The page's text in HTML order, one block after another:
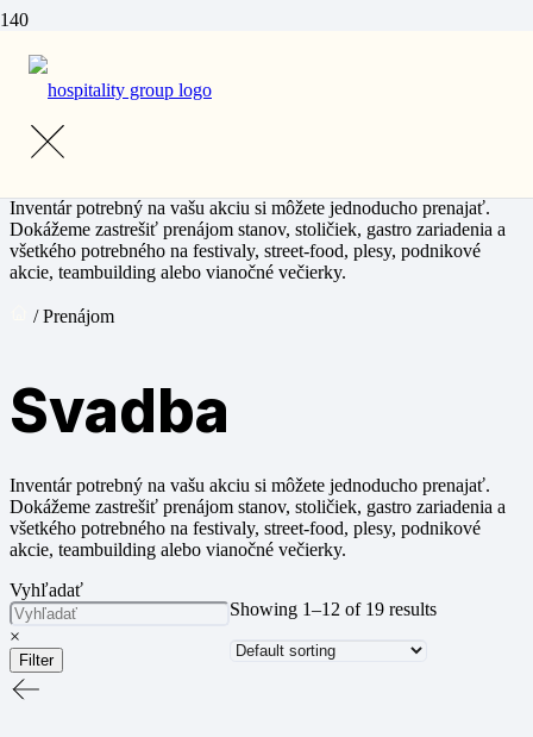
Prenájom
Inventár potrebný na vašu akciu si môžete jednoducho prenajať.
Dokážeme zastrešiť prenájom stanov, stoličiek, gastro zariadenia a
všetkého potrebného na festivaly, street-food, plesy, podnikové
akcie, teambuilding alebo vianočné večierky.
/ Prenájom
Svadba
Inventár potrebný na vašu akciu si môžete jednoducho prenajať.
Dokážeme zastrešiť prenájom stanov, stoličiek, gastro zariadenia a
všetkého potrebného na festivaly, street-food, plesy, podnikové
akcie, teambuilding alebo vianočné večierky.
Vyhľadať
×
Filter
Showing 1–12 of 19 results